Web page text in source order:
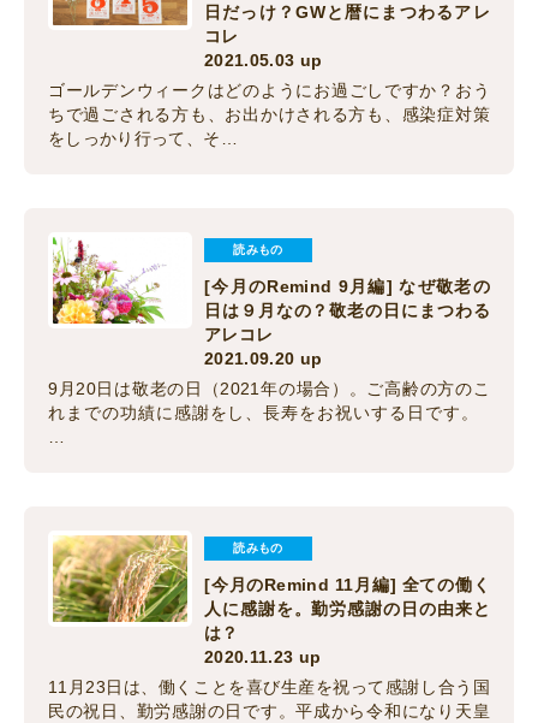
日だっけ？GWと暦にまつわるアレ
コレ
2021.05.03 up
ゴールデンウィークはどのようにお過ごしですか？おう
ちで過ごされる方も、お出かけされる方も、感染症対策
をしっかり行って、そ…
読みもの
[今月のRemind 9月編] なぜ敬老の
日は９月なの？敬老の日にまつわる
アレコレ
2021.09.20 up
9月20日は敬老の日（2021年の場合）。ご高齢の方のこ
れまでの功績に感謝をし、長寿をお祝いする日です。
読みもの
[今月のRemind 11月編] 全ての働く
人に感謝を。勤労感謝の日の由来と
は？
2020.11.23 up
11月23日は、働くことを喜び生産を祝って感謝し合う国
民の祝日、勤労感謝の日です。平成から令和になり天皇